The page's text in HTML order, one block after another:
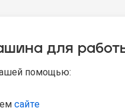
для
помощью:
сайте